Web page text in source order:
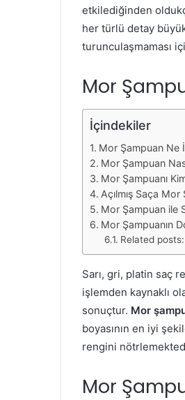
etkilediğinden
her türlü detay
turunculaşmaması
Mor
İçindekiler
Mor Şampuan Ne
Mor Şampuan
Mor Şampuanı
Açılmış Saça
Mor Şampuan ile
Mor Şampuanın
Related posts:
Sarı, gri, platin saç
işlemden kaynaklı
sonuçtur. Mor
boyasının en iyi
rengini
Mor